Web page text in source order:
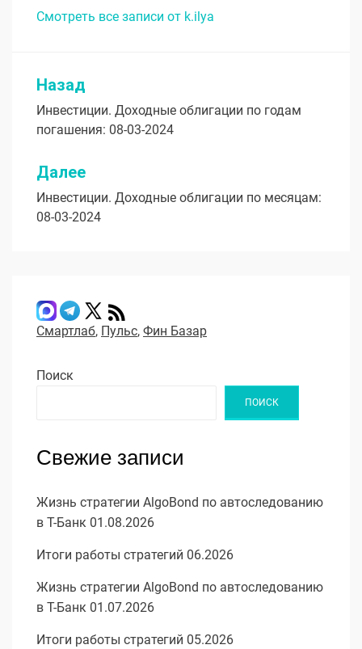
Смотреть все записи от k.ilya
Навигация
по
записям
Назад
Инвестиции. Доходные облигации по годам
погашения: 08-03-2024
Далее
Инвестиции. Доходные облигации по месяцам:
08-03-2024
Смартлаб, Пульс, Фин Базар
Поиск
ПОИСК
Свежие записи
Жизнь стратегии AlgoBond по автоследованию
в Т-Банк 01.08.2026
Итоги работы стратегий 06.2026
Жизнь стратегии AlgoBond по автоследованию
в Т-Банк 01.07.2026
Итоги работы стратегий 05.2026